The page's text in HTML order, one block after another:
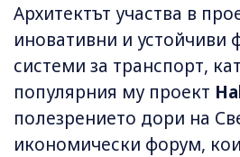
Архитектът участва в
иновативни и устойчиви
системи за транспорт,
популярния му проект
полезрението дори на
икономически форум,